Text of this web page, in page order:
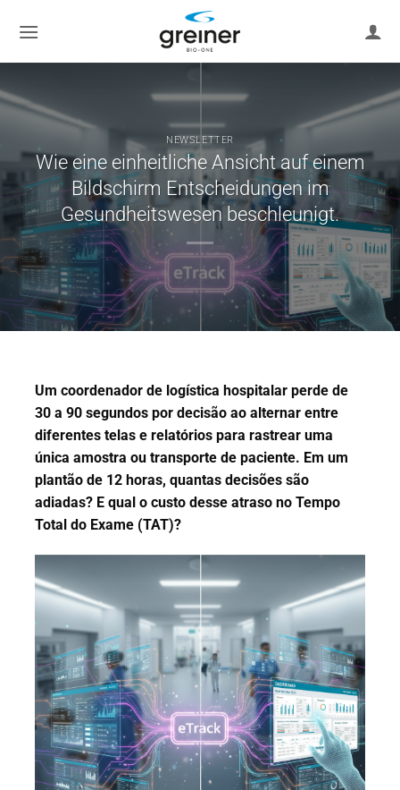
Inhalt
NEWSLETTER
Wie eine einheitliche Ansicht auf einem
Bildschirm Entscheidungen im
Gesundheitswesen beschleunigt.
Um coordenador de logística hospitalar perde de
30 a 90 segundos por decisão ao alternar entre
diferentes telas e relatórios para rastrear uma
única amostra ou transporte de paciente. Em um
plantão de 12 horas, quantas decisões são
adiadas? E qual o custo desse atraso no Tempo
Total do Exame (TAT)?